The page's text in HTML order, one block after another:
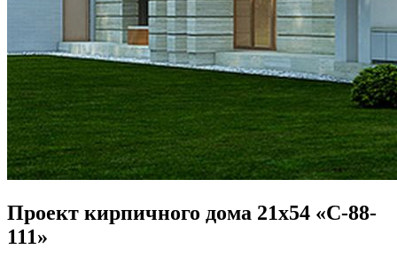
Проект кирпичного дома 21х54 «С-88-
111»